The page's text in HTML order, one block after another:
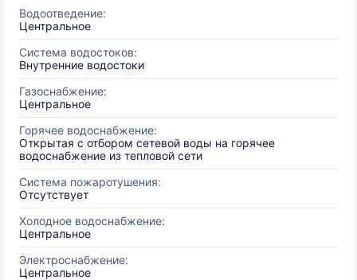
Водоотведение:
Центральное
Система водостоков:
Внутренние водостоки
Газоснабжение:
Центральное
Горячее водоснабжение:
Открытая с отбором сетевой воды на горячее
водоснабжение из тепловой сети
Система пожаротушения:
Отсутствует
Холодное водоснабжение:
Центральное
Электроснабжение:
Центральное